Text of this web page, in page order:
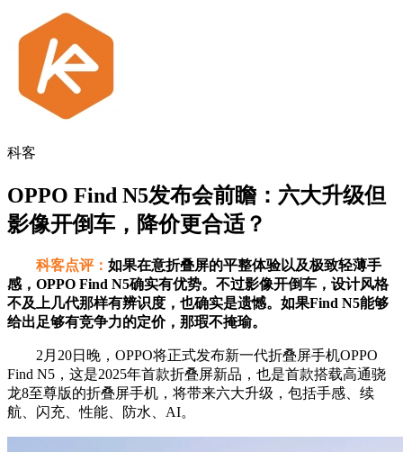
科客
OPPO Find N5发布会前瞻：六大升级但
影像开倒车，降价更合适？
科客点评： 如果在意折叠屏的平整体验以及极致轻薄手
感，OPPO Find N5确实有优势。不过影像开倒车，设计风格
不及上几代那样有辨识度，也确实是遗憾。如果Find N5能够
给出足够有竞争力的定价，那瑕不掩瑜。
2月20日晚，OPPO将正式发布新一代折叠屏手机OPPO
Find N5，这是2025年首款折叠屏新品，也是首款搭载高通骁
龙8至尊版的折叠屏手机，将带来六大升级，包括手感、续
航、闪充、性能、防水、AI。